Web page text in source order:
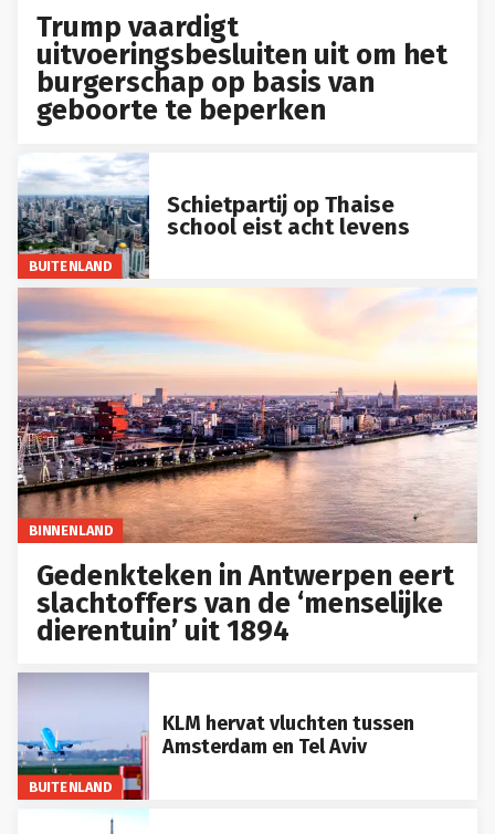
Trump vaardigt
uitvoeringsbesluiten uit om het
burgerschap op basis van
geboorte te beperken
BUITENLAND
Schietpartij op Thaise
school eist acht levens
BINNENLAND
Gedenkteken in Antwerpen eert
slachtoffers van de ‘menselijke
dierentuin’ uit 1894
BUITENLAND
KLM hervat vluchten tussen
Amsterdam en Tel Aviv